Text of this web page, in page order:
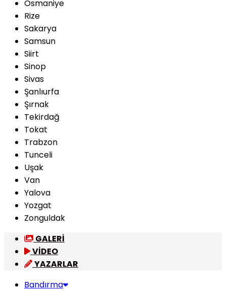
Osmaniye
Rize
Sakarya
Samsun
Siirt
Sinop
Sivas
Şanlıurfa
Şırnak
Tekirdağ
Tokat
Trabzon
Tunceli
Uşak
Van
Yalova
Yozgat
Zonguldak
GALERİ
VİDEO
YAZARLAR
Bandırma